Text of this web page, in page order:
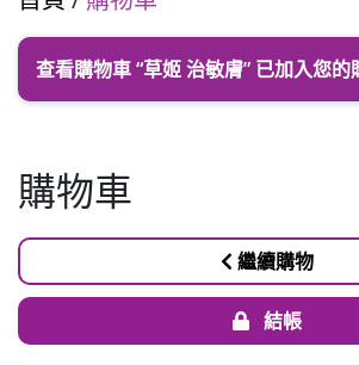
查看購物車“草姬 治敏膚” 已加入您的
購物車
繼續購物
結帳